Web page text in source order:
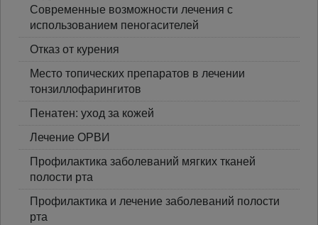
Современные возможности лечения с
использованием пеногасителей
Отказ от курения
Место топических препаратов в лечении
тонзиллофарингитов
Пенатен: уход за кожей
Лечение ОРВИ
Профилактика заболеваний мягких тканей
полости рта
Профилактика и лечение заболеваний полости
рта